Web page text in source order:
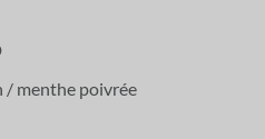
/ menthe poivrée